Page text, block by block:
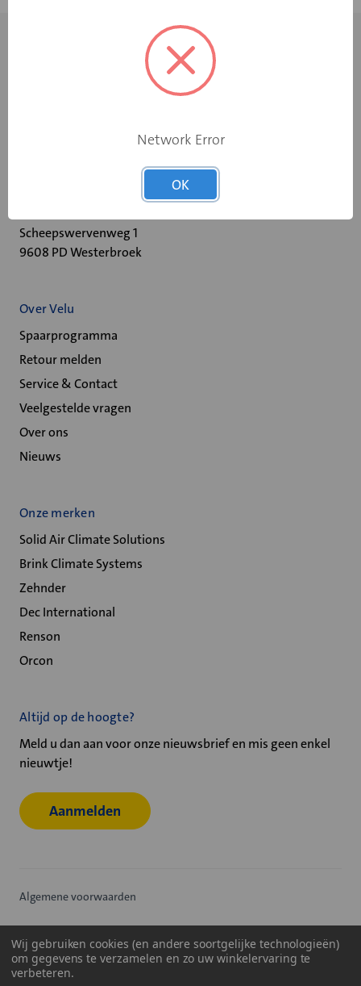
Scheepswervenweg 1
9608 PD Westerbroek
Over Velu
Spaarprogramma
Retour melden
Service & Contact
Veelgestelde vragen
Over ons
Nieuws
Onze merken
Solid Air Climate Solutions
Brink Climate Systems
Zehnder
Dec International
Renson
Orcon
Altijd op de hoogte?
Meld u dan aan voor onze nieuwsbrief en mis geen enkel
nieuwtje!
Aanmelden
Algemene voorwaarden
Cookiebeleid
Wij gebruiken cookies (en andere soortgelijke technologieën)
om gegevens te verzamelen en zo uw winkelervaring te
verbeteren.
Network Error
OK